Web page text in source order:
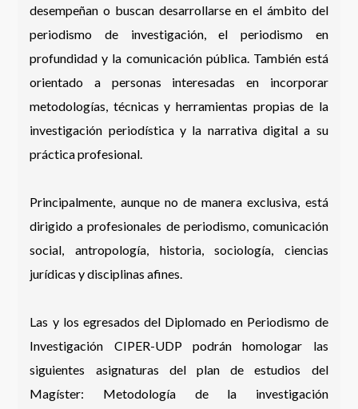
desempeñan o buscan desarrollarse en el ámbito del
periodismo de investigación, el periodismo en
profundidad y la comunicación pública. También está
orientado a personas interesadas en incorporar
metodologías, técnicas y herramientas propias de la
investigación periodística y la narrativa digital a su
práctica profesional.
Principalmente, aunque no de manera exclusiva, está
dirigido a profesionales de periodismo, comunicación
social, antropología, historia, sociología, ciencias
jurídicas y disciplinas afines.
Las y los egresados del Diplomado en Periodismo de
Investigación CIPER-UDP podrán homologar las
siguientes asignaturas del plan de estudios del
Magíster: Metodología de la investigación